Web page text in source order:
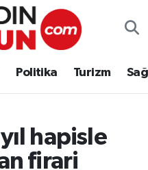
Politika Turizm
hapisle
firari
ve Fikstür